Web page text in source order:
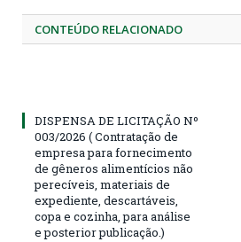
CONTEÚDO RELACIONADO
DISPENSA DE LICITAÇÃO Nº
003/2026 ( Contratação de
empresa para fornecimento
de gêneros alimentícios não
perecíveis, materiais de
expediente, descartáveis,
copa e cozinha, para análise
e posterior publicação.)